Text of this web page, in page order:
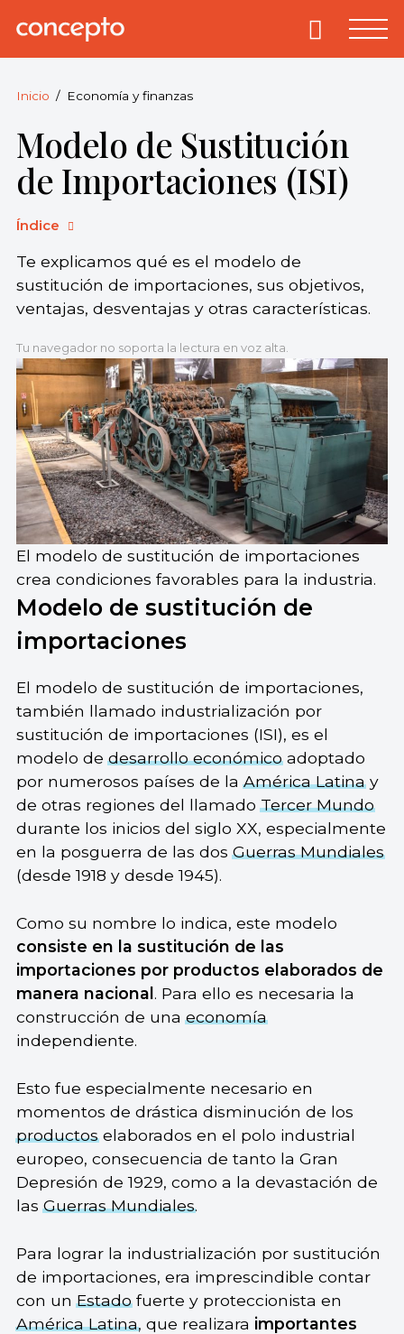
Concepto.
derechos
reservados.
Primary
Inicio Economía y finanzas
Modelo de Sustitución
de Importaciones (ISI)
Índice
Te explicamos qué es el modelo de
sustitución de importaciones, sus objetivos,
ventajas, desventajas y otras características.
Tu navegador no soporta la lectura en voz alta.
El modelo de sustitución de importaciones
crea condiciones favorables para la industria.
Modelo de sustitución de
importaciones
El modelo de sustitución de importaciones,
también llamado industrialización por
sustitución de importaciones (ISI), es el
modelo dedesarrollo económicoadoptado
por numerosos países de laAmérica Latinay
de otras regiones del llamadoTercer Mundo
durante los inicios del siglo XX, especialmente
en la posguerra de las dosGuerras Mundiales
(desde 1918 y desde 1945).
Como su nombre lo indica, este modelo
consiste en la sustitución de las
importaciones por productos elaborados de
manera nacional . Para ello es necesaria la
construcción de unaeconomía
independiente.
Esto fue especialmente necesario en
momentos de drástica disminución de los
productoselaborados en el polo industrial
europeo, consecuencia de tanto la Gran
Depresión de 1929, como a la devastación de
lasGuerras Mundiales.
Para lograr la industrialización por sustitución
de importaciones, era imprescindible contar
con unEstadofuerte y proteccionista en
América Latina, que realizara importantes